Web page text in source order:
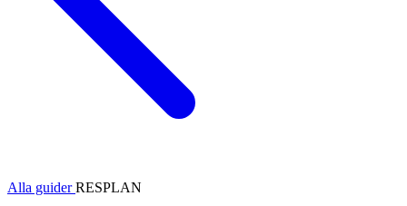
Alla guiderRESPLAN